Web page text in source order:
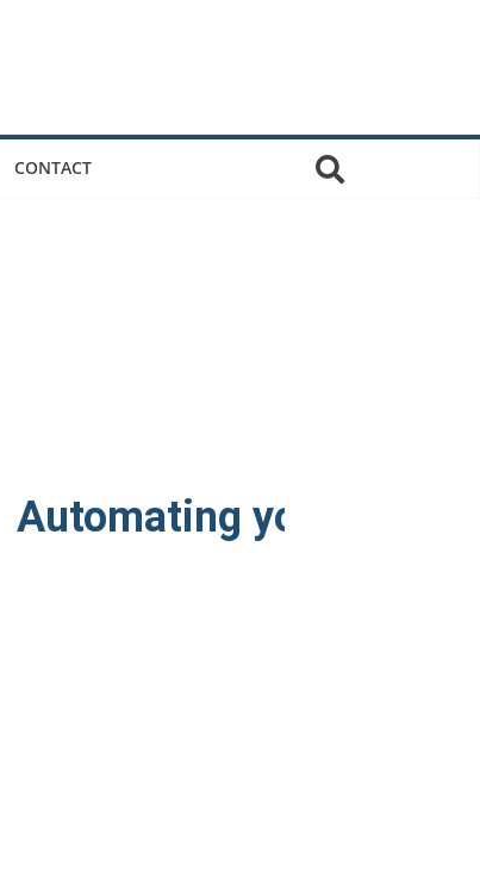
CONTACT
processes.